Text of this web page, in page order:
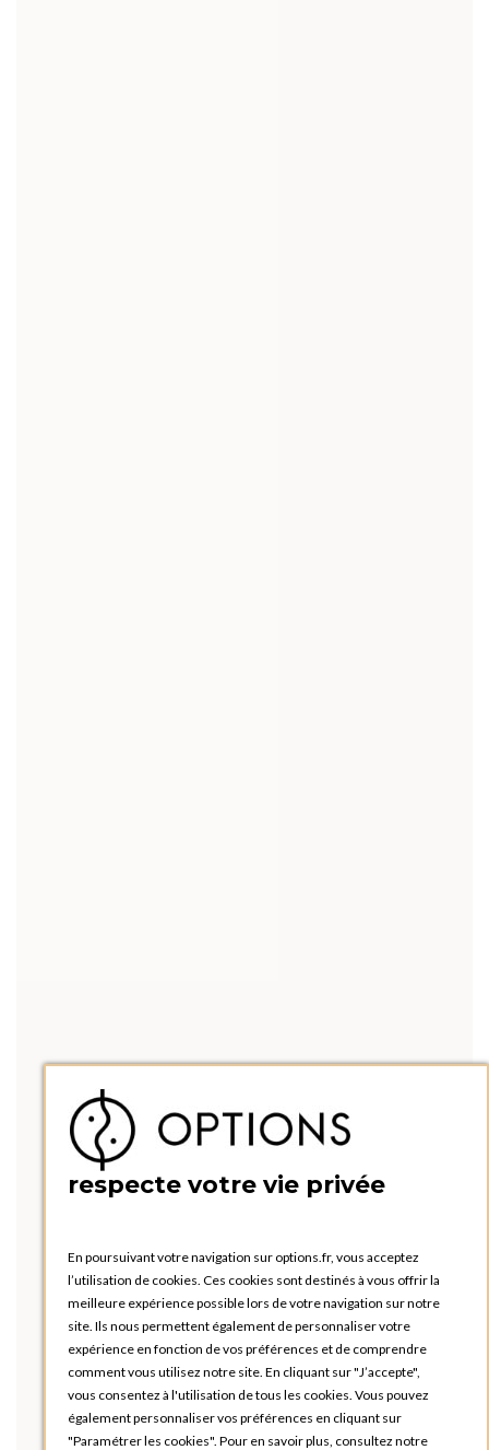
respecte votre vie privée
En poursuivant votre navigation sur options.fr, vous acceptez
l’utilisation de cookies. Ces cookies sont destinés à vous offrir la
meilleure expérience possible lors de votre navigation sur notre
site. Ils nous permettent également de personnaliser votre
expérience en fonction de vos préférences et de comprendre
comment vous utilisez notre site. En cliquant sur "J’accepte",
vous consentez à l'utilisation de tous les cookies. Vous pouvez
également personnaliser vos préférences en cliquant sur
"Paramétrer les cookies". Pour en savoir plus, consultez notre